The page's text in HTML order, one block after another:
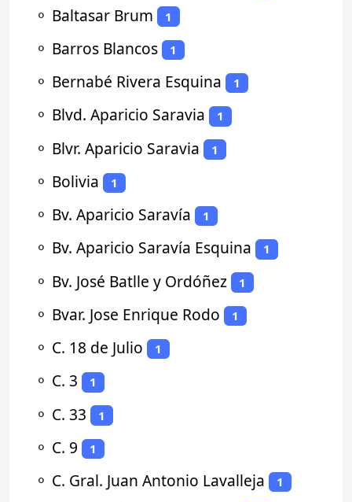
⚬ Baltasar Brum 1
⚬ Barros Blancos 1
⚬ Bernabé Rivera Esquina 1
⚬ Blvd. Aparicio Saravia 1
⚬ Blvr. Aparicio Saravia 1
⚬ Bolivia 1
⚬ Bv. Aparicio Saravía 1
⚬ Bv. Aparicio Saravía Esquina 1
⚬ Bv. José Batlle y Ordóñez 1
⚬ Bvar. Jose Enrique Rodo 1
⚬ C. 18 de Julio 1
⚬ C. 3 1
⚬ C. 33 1
⚬ C. 9 1
⚬ C. Gral. Juan Antonio Lavalleja 1